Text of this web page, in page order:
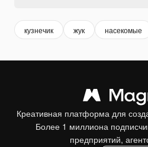
кузнечик жук насекомые
Креативная платформа для
Более 1 миллиона
предприятий,